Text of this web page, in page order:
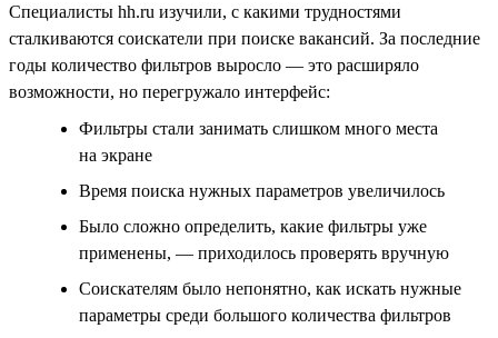
Специалисты hh.ru изучили, с какими трудностями
сталкиваются соискатели при поиске вакансий. За последние
годы количество фильтров выросло — это расширяло
возможности, но перегружало интерфейс:
Фильтры стали занимать слишком много места
на экране
Время поиска нужных параметров увеличилось
Было сложно определить, какие фильтры уже
применены, — приходилось проверять вручную
Соискателям было непонятно, как искать нужные
параметры среди большого количества фильтров